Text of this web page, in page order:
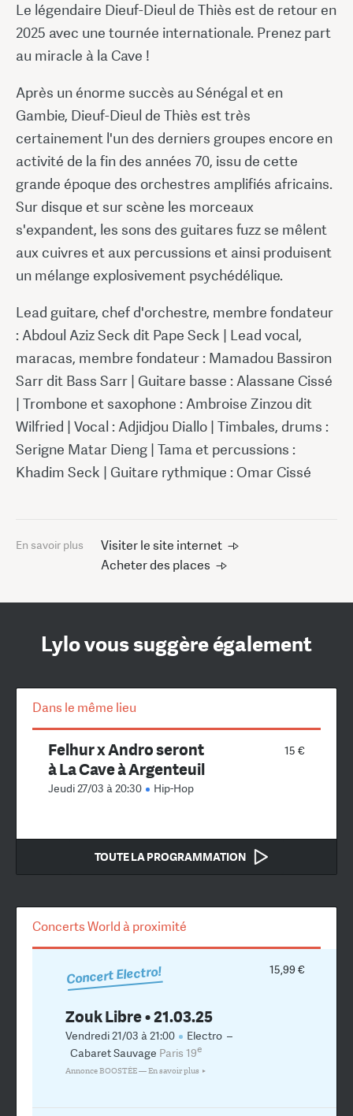
Le légendaire Dieuf-Dieul de Thiès est de retour en
2025 avec une tournée internationale. Prenez part
au miracle à la Cave !
Après un énorme succès au Sénégal et en
Gambie, Dieuf-Dieul de Thiès est très
certainement l'un des derniers groupes encore en
activité de la fin des années 70, issu de cette
grande époque des orchestres amplifiés africains.
Sur disque et sur scène les morceaux
s'expandent, les sons des guitares fuzz se mêlent
aux cuivres et aux percussions et ainsi produisent
un mélange explosivement psychédélique.
Lead guitare, chef d'orchestre, membre fondateur
: Abdoul Aziz Seck dit Pape Seck | Lead vocal,
maracas, membre fondateur : Mamadou Bassiron
Sarr dit Bass Sarr | Guitare basse : Alassane Cissé
| Trombone et saxophone : Ambroise Zinzou dit
Wilfried | Vocal : Adjidjou Diallo | Timbales, drums :
Serigne Matar Dieng | Tama et percussions :
Khadim Seck | Guitare rythmique : Omar Cissé
En savoir plus
Visiter le site internet
Acheter des places
Lylo vous suggère également
Dans le même lieu
15 €
Felhur x Andro seront
à La Cave à Argenteuil
Jeudi 27/03 à 20:30 Hip-Hop
TOUTE LA PROGRAMMATION
Concerts World à proximité
15,99 €
Concert Electro!
Zouk Libre • 21.03.25
Vendredi 21/03 à 21:00 Electro –
Cabaret Sauvage Paris 19e
Annonce BOOSTÉE —En savoir plus